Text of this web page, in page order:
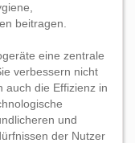
beitragen.
eine zentrale
verbessern nicht
auch die Effizienz in
und
der Nutzer